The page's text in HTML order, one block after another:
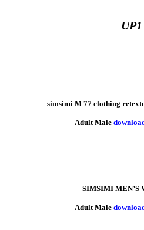
UP1
simsimi M 77 clothing
Adult Male
SIMSIMI MEN’S
Adult Male